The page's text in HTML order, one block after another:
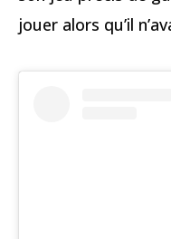
jouer alors qu’il